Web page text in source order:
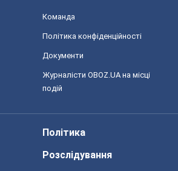
Команда
Політика конфіденційності
Документи
Журналісти OBOZ.UA на місці
подій
Політика
Розслідування